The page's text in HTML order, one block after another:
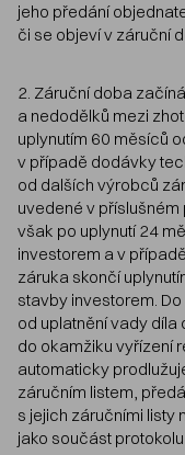
jeho předání
či se objeví v záruční
2. Záruční doba
a nedodělků mezi
uplynutím 60 měsíců
v případě dodávky
od dalších výrobců
uvedené v
však po uplynutí 24
investorem a v
záruka skončí
stavby investorem.
od uplatnění vady
do okamžiku vyřízení
automaticky
záručním listem,
s jejich záručními listy
jako součást